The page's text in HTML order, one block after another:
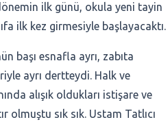
ilk günü, okula yeni tayin
ilk kez girmesiyle başlayacaktı.
başı esnafla ayrı, zabıta
ayrı dertteydi. Halk ve
alışık oldukları istişare ve
olmuştu sık sık. Ustam Tatlıcı